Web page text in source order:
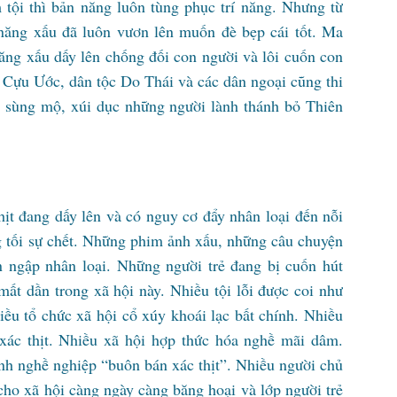
thì bản năng luôn tùng phục trí năng. Nhưng từ
xấu đã luôn vươn lên muốn đè bẹp cái tốt. Ma
xấu dấy lên chống đối con người và lôi cuốn con
Ước, dân tộc Do Thái và các dân ngoại cũng thi
mộ, xúi dục những người lành thánh bỏ Thiên
đang dấy lên và có nguy cơ đẩy nhân loại đến nỗi
sự chết. Những phim ảnh xấu, những câu chuyện
nhân loại. Những người trẻ đang bị cuốn hút
dần trong xã hội này. Nhiều tội lỗi được coi như
tổ chức xã hội cổ xúy khoái lạc bất chính. Nhiều
thịt. Nhiều xã hội hợp thức hóa nghề mãi dâm.
nghề nghiệp “buôn bán xác thịt”. Nhiều người chủ
xã hội càng ngày càng băng hoại và lớp người trẻ